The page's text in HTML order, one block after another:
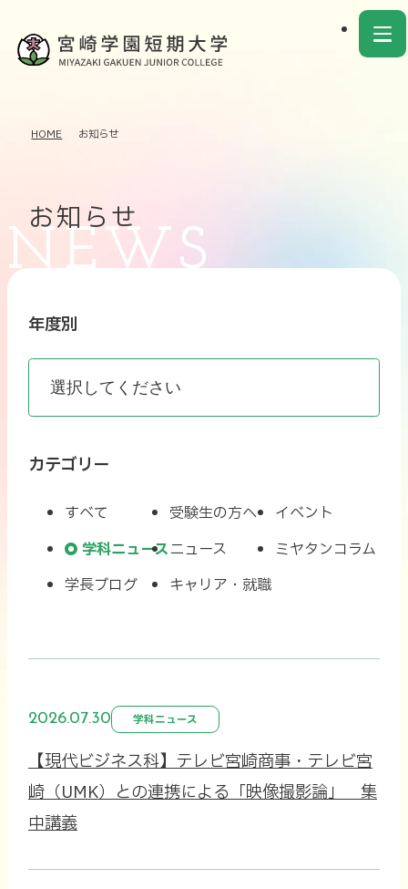
HOME お知らせ
お知らせ
年度別
カテゴリー
すべて 受験生の方へ
イベント
学科ニュースニュース
ミヤタンコラム
学長ブログ
キャリア・就職
2026.07.30 学科ニュース
【現代ビジネス科】テレビ宮崎商事・テレビ宮
崎（UMK）との連携による「映像撮影論」 集
中講義